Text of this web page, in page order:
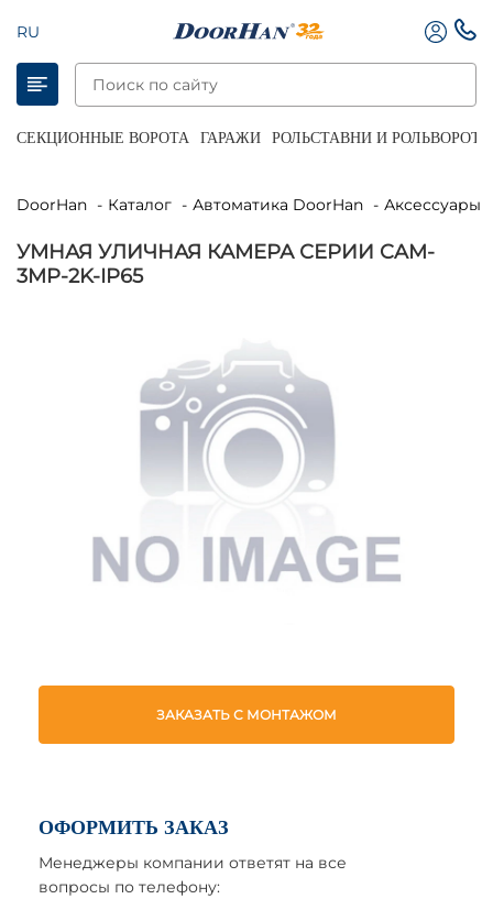
RU
СЕКЦИОННЫЕ ВОРОТА ГАРАЖИ РОЛЬСТАВНИ И РОЛЬВОРОТА
DoorHan Каталог Автоматика DoorHan
УМНАЯ УЛИЧНАЯ КАМЕРА СЕРИИ CAM-
3MP-2K-IP65
ЗАКАЗАТЬ С МОНТАЖОМ
ОФОРМИТЬ ЗАКАЗ
Менеджеры компании ответят на все
вопросы по телефону: